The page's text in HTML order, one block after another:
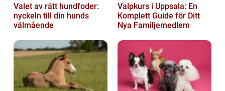
Valet av rätt hundfoder:
nyckeln till din hunds
välmående
Valpkurs i Uppsala: En
Komplett Guide för Ditt
Nya Familjemedlem